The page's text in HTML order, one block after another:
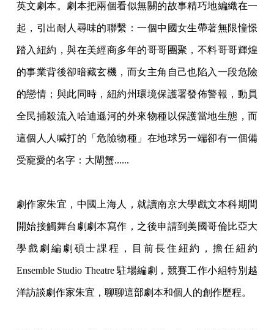
英文劇本。劇本把兩個看似無關的故事精巧地編織在一
起，引出耐人尋味的聯繫：一個中國女生帶著無限憧憬
踏入紐約，與在美經商多年的哥哥團聚，不料哥哥輝煌
的事業背後卻暗藏玄機，而女主角自己也陷入一段危險
的戀情；與此同時，紐約州環境保護署發佈警報，動員
全民捕殺流入哈迪遜河的外來物種以保護當地生態，而
這個人人喊打的「危險物種」在地球另一端卻有一個備
受寵愛的名字：大閘蟹......
劇作家朱宜，中國上海人，就讀南京大學戲文本科期間
開始接觸舞台劇劇本寫作，之後申請到美國哥倫比亞大
學戲劇編劇碩士課程，目前長住紐約，擔任紐約
Ensemble Studio Theatre 駐場編劇，競賽工作小組特別越
洋訪談劇作家朱宜，聊聊這部劇本和個人的創作歷程。